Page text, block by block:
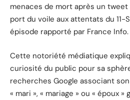
menaces de mort après un
port du voile aux attentats du 11-
épisode rapporté par France Info.
Cette notoriété médiatique
curiosité du public pour sa
recherches Google associant
« mari », « mariage » ou « époux